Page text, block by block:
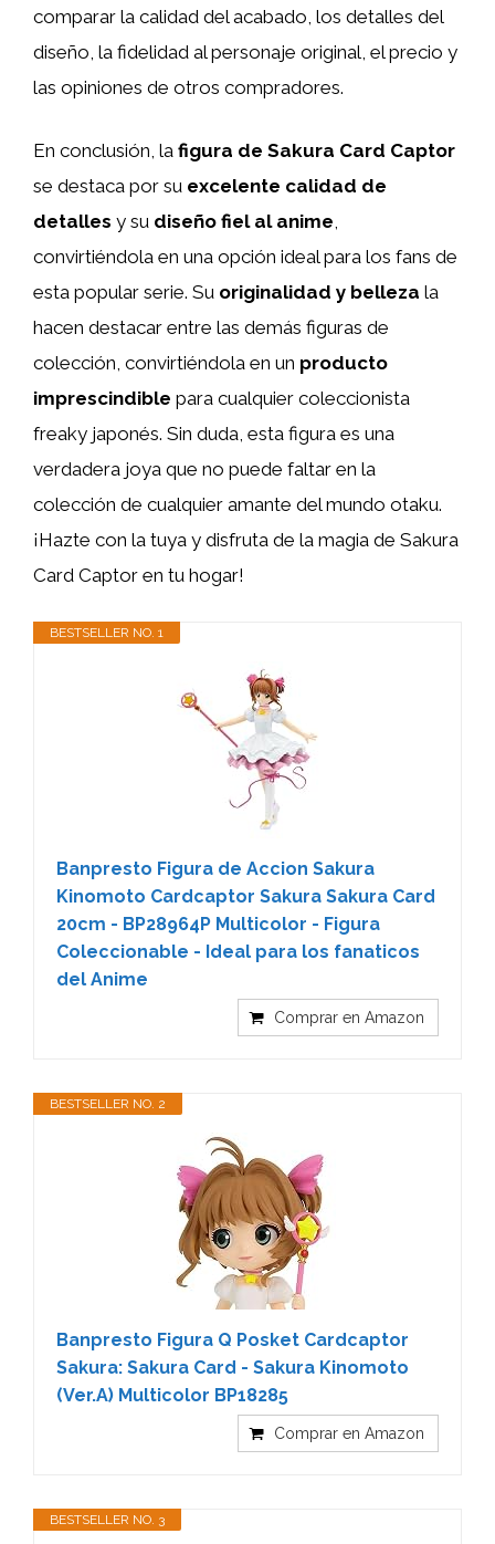
comparar la calidad del acabado, los detalles del
diseño, la fidelidad al personaje original, el precio y
las opiniones de otros compradores.
En conclusión, la figura de Sakura Card Captor
se destaca por su excelente calidad de
detalles y su diseño fiel al anime,
convirtiéndola en una opción ideal para los fans de
esta popular serie. Su originalidad y belleza la
hacen destacar entre las demás figuras de
colección, convirtiéndola en un producto
imprescindible para cualquier coleccionista
freaky japonés. Sin duda, esta figura es una
verdadera joya que no puede faltar en la
colección de cualquier amante del mundo otaku.
¡Hazte con la tuya y disfruta de la magia de Sakura
Card Captor en tu hogar!
BESTSELLER NO. 1
Banpresto Figura de Accion Sakura
Kinomoto Cardcaptor Sakura Sakura Card
20cm - BP28964P Multicolor - Figura
Coleccionable - Ideal para los fanaticos
del Anime
Comprar en Amazon
BESTSELLER NO. 2
Banpresto Figura Q Posket Cardcaptor
Sakura: Sakura Card - Sakura Kinomoto
(Ver.A) Multicolor BP18285
Comprar en Amazon
BESTSELLER NO. 3